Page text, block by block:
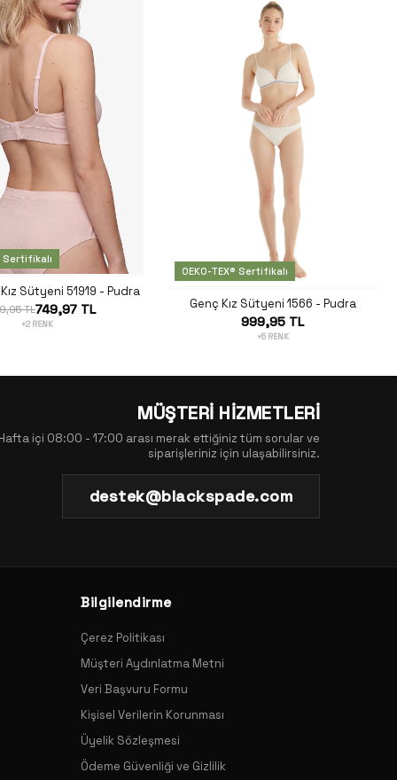
Sertifikalı
Sütyeni 51919 - Pudra
TL749,97 TL
+2 RENK
OEKO-TEX® Sertifikalı
Genç Kız Sütyeni 1566 - Pudra
999,95 TL
+5 RENK
MÜŞTERİ HİZMETLERİ
Hafta içi 08:00 - 17:00 arası merak ettiğiniz tüm sorular ve
siparişleriniz için ulaşabilirsiniz.
destek@blackspade.com
Bilgilendirme
Çerez Politikası
Müşteri Aydınlatma Metni
Veri Başvuru Formu
Kişisel Verilerin Korunması
Üyelik Sözleşmesi
Ödeme Güvenliği ve Gizlilik